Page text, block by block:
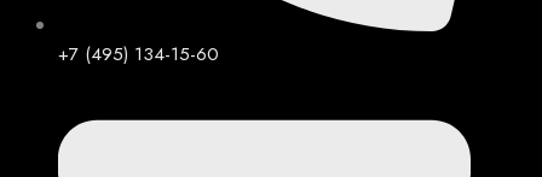
+7 (495) 134-15-60